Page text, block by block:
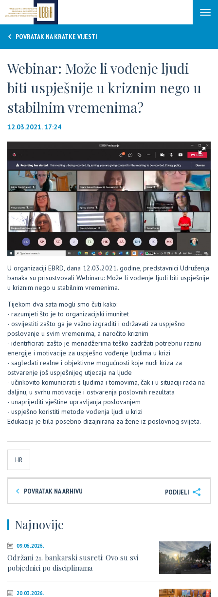
POVRATAK NA KRATKE VIJESTI
Webinar: Može li vođenje ljudi
biti uspješnije u kriznim nego u
stabilnim vremenima?
12.03.2021. 17:24
U organizaciji EBRD, dana 12.03.2021. godine, predstavnici Udruženja
banaka su prisustvovali Webinaru: Može li vođenje ljudi biti uspješnije
u kriznim nego u stabilnim vremenima.
Tijekom dva sata mogli smo čuti kako:
- razumjeti što je to organizacijski imunitet
- osvijestiti zašto ga je važno izgraditi i održavati za uspješno
poslovanje u svim vremenima, a naročito kriznim
- identificirati zašto je menadžerima teško zadržati potrebnu razinu
energije i motivacije za uspješno vođenje ljudima u krizi
- sagledati realne i objektivne mogućnosti koje nudi kriza za
ostvarenje još uspješnijeg utjecaja na ljude
- učinkovito komunicirati s ljudima i tomovima, čak i u situaciji rada na
daljinu, u svrhu motivacije i ostvarenja poslovnih rezultata
- unaprijediti vještine upravljanja poslovanjem
- uspješno koristiti metode vođenja ljudi u krizi
Edukacija je bila posebno dizajnirana za žene iz poslovnog svijeta.
HR
POVRATAK NA ARHIVU PODIJELI
Najnovije
09.06.2026.
Održani 21. bankarski susreti: Ovo su svi
pobjednici po disciplinama
20.03.2026.